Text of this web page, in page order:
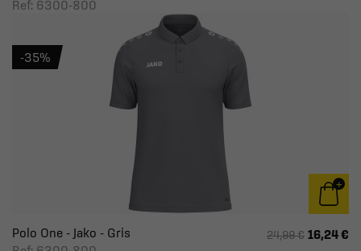
Ref: 6300-800
Polo One - Jako - Gris
24,99 € 16,24 €
-35%